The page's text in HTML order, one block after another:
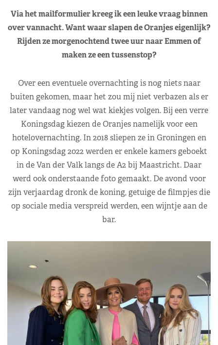
Via het mailformulier kreeg ik een leuke vraag binnen
over vannacht. Want waar slapen de Oranjes eigenlijk?
Rijden ze morgenochtend twee uur naar Emmen of
maken ze een tussenstop?
Over een eventuele overnachting is nog niets naar
buiten gekomen, maar het zou mij niet verbazen als er
later vandaag nog wel wat kiekjes volgen. Bij een verre
Koningsdag kiezen de Oranjes namelijk voor een
hotelovernachting. In 2018 sliepen ze in Groningen en
op Koningsdag 2022 werden er enkele kamers geboekt
in de Van der Valk langs de A2 bij Maastricht. Daar
werd ook onderstaande foto gemaakt. De avond voor
zijn verjaardag dronk de koning, getuige de filmpjes die
op sociale media verspreid werden, een wijntje aan de
bar.